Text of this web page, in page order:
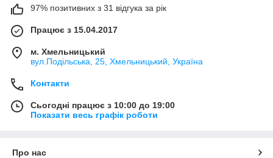
97% позитивних з 31 відгука за рік
Працює з 15.04.2017
м. Хмельницький
вул.Подільська, 25, Хмельницький, Україна
Контакти
Сьогодні працює з 10:00 до 19:00
Показати весь графік роботи
Про нас